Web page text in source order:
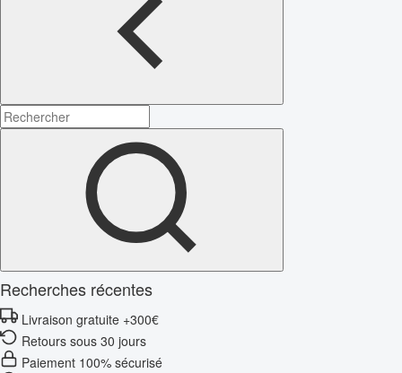
Recherches récentes
Livraison gratuite +300€
Retours sous 30 jours
Paiement 100% sécurisé